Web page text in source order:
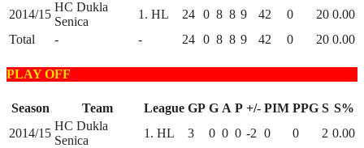
2014/15
HC Dukla
Senica
1. HL 24 0 8 8 9 42 0 20 0.00
Total
- - 24 0 8 8 9 42 0 20 0.00
PLAY OFF
Season Team League GP G A P +/- PIM PPG S S%
2014/15
HC Dukla
Senica
1. HL 3 0 0 0 -2 0 0 2 0.00